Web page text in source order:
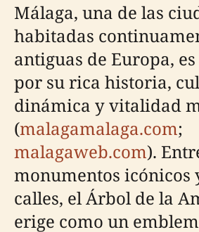
Málaga, una de las
habitadas
antiguas de Europa,
por su rica historia,
dinámica y vitalidad
(malagamalaga.com;
malagaweb.com).
monumentos icónicos
calles, el Árbol de la
erige como un